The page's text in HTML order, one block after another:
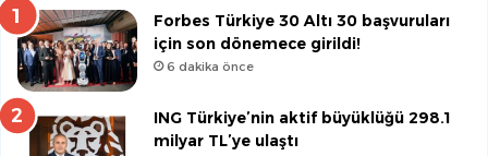
Forbes Türkiye 30 Altı 30 başvuruları
için son dönemece girildi!
6 dakika önce
ING Türkiye’nin aktif büyüklüğü 298.1
milyar TL’ye ulaştı